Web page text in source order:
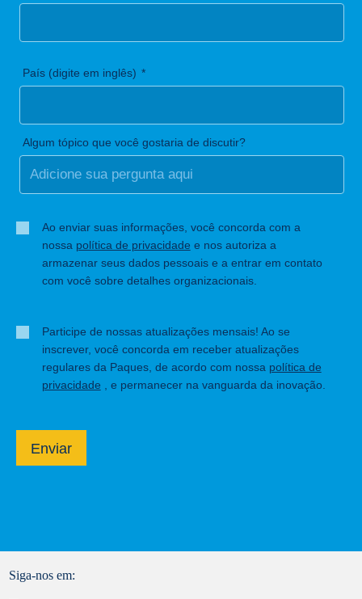
País (digite em inglês)
Algum tópico que você gostaria de discutir?
Ao enviar suas informações, você concorda com a
nossa política de privacidade e nos autoriza a
armazenar seus dados pessoais e a entrar em contato
com você sobre detalhes organizacionais.
Participe de nossas atualizações mensais! Ao se
inscrever, você concorda em receber atualizações
regulares da Paques, de acordo com nossa política de
privacidade
, e permanecer na vanguarda da inovação.
Enviar
Siga-nos em: